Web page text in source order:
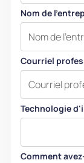
Nom de
Courriel
Technologie
Comment